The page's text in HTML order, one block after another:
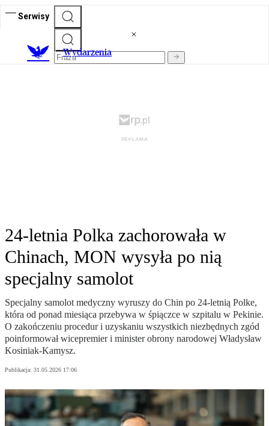
Serwisy
Wydarzenia
24-letnia Polka zachorowała w
Chinach, MON wysyła po nią
specjalny samolot
Specjalny samolot medyczny wyruszy do Chin po 24-letnią Polke,
która od ponad miesiąca przebywa w śpiączce w szpitalu w Pekinie.
O zakończeniu procedur i uzyskaniu wszystkich niezbędnych zgód
poinformował wicepremier i minister obrony narodowej Władysław
Kosiniak-Kamysz.
Publikacja: 31.05.2026 17:06